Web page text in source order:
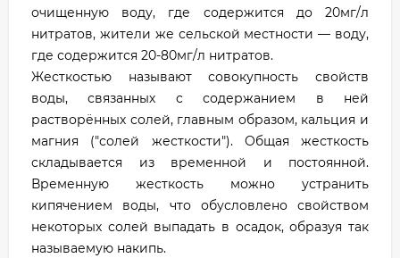
очищенную воду, где содержится до 20мг/л
нитратов, жители же сельской местности — воду,
где содержится 20-80мг/л нитратов.
Жесткостью называют совокупность свойств
воды, связанных с содержанием в ней
растворённых солей, главным образом, кальция и
магния ("солей жесткости"). Общая жесткость
складывается из временной и постоянной.
Временную жесткость можно устранить
кипячением воды, что обусловлено свойством
некоторых солей выпадать в осадок, образуя так
называемую накипь.